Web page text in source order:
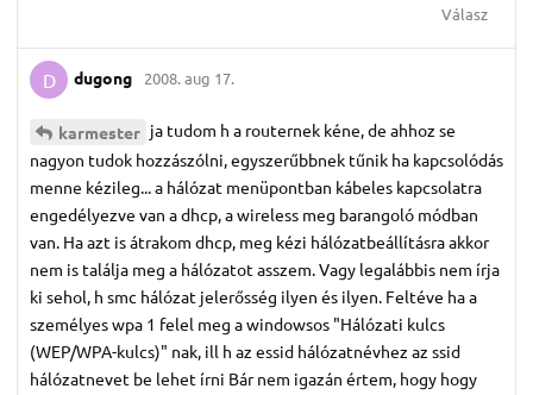
Válasz
D dugong 2008. aug 17.
karmester ja tudom h a routernek kéne, de ahhoz se
nagyon tudok hozzászólni, egyszerűbbnek tűnik ha kapcsolódás
menne kézileg... a hálózat menüpontban kábeles kapcsolatra
engedélyezve van a dhcp, a wireless meg barangoló módban
van. Ha azt is átrakom dhcp, meg kézi hálózatbeállításra akkor
nem is találja meg a hálózatot asszem. Vagy legalábbis nem írja
ki sehol, h smc hálózat jelerősség ilyen és ilyen. Feltéve ha a
személyes wpa 1 felel meg a windowsos "Hálózati kulcs
(WEP/WPA-kulcs)" nak, ill h az essid hálózatnévhez az ssid
hálózatnevet be lehet írni Bár nem igazán értem, hogy hogy